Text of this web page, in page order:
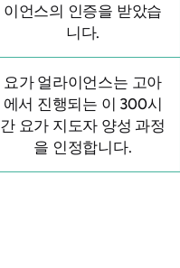
이언스의 인증을 받았습
니다.
요가 얼라이언스는 고아
에서 진행되는 이 300시
간 요가 지도자 양성 과정
을 인정합니다.